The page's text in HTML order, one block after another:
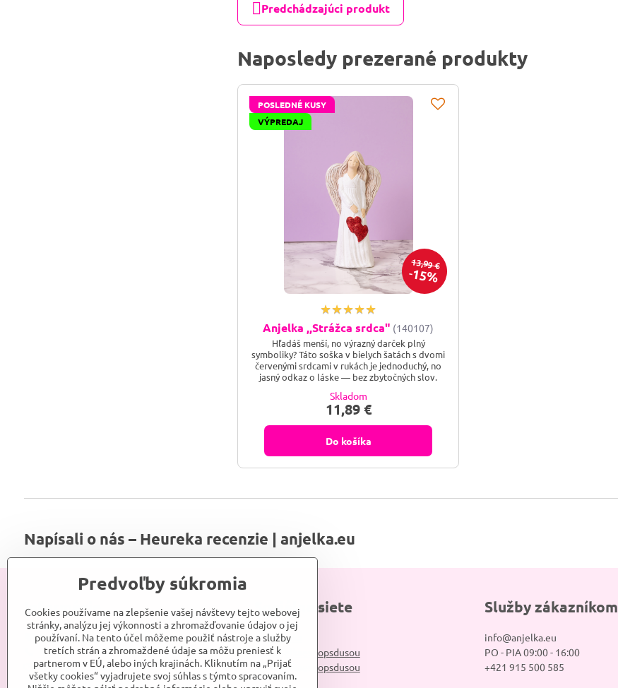
Predchádzajúci produkt
Naposledy prezerané produkty
13,99 €
15%
POSLEDNÉ KUSY
VÝPREDAJ
Anjelka ,,Strážca srdca" (140107)
Hľadáš menší, no výrazný darček plný
symboliky? Táto soška v bielych šatách s dvomi
červenými srdcami v rukách je jednoduchý, no
jasný odkaz o láske — bez zbytočných slov.
Skladom
11,89 €
Do košíka
Napísali o nás – Heureka recenzie | anjelka.eu
Informácie
Srdce Anjelky
Kontakt
Obchodné podmienky
Reklamačné podmienky
Sociálne siete
Anjelka
Anjelkaeshopsdusou
Anjelkaeshopsdusou
Služby zákazníkom
info@anjelka.eu
PO - PIA 09:00 - 16:00
+421 915 500 585
Predvoľby súkromia
Cookies používame na zlepšenie vašej návštevy tejto webovej
stránky, analýzu jej výkonnosti a zhromažďovanie údajov o jej
používaní. Na tento účel môžeme použiť nástroje a služby
tretích strán a zhromaždené údaje sa môžu preniesť k
partnerom v EÚ, alebo iných krajinách. Kliknutím na „Prijať
všetky cookies“ vyjadrujete svoj súhlas s týmto spracovaním.